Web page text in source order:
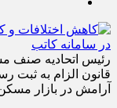
قانون الزام به ثبت
آرامش در بازار